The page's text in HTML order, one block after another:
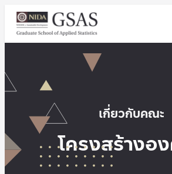
เกี่ยวกับคณะ
โครงสร้างอ